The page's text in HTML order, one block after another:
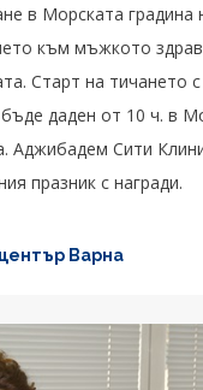
в Морската градина
към мъжкото
Старт на тичането
даден от 10 ч. в
Аджибадем Сити
празник с награди.
Варна